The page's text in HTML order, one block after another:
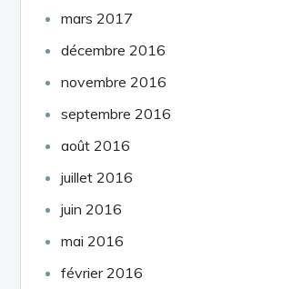
mars 2017
décembre 2016
novembre 2016
septembre 2016
août 2016
juillet 2016
juin 2016
mai 2016
février 2016